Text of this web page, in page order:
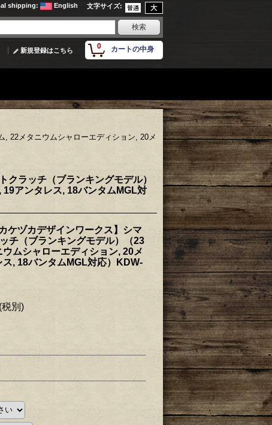
文字サイズ:
shipping: English
0 カートの中身
新規登録はこちら
22メタニウムシャローエディション, 20メ
ラッチ（ブランキングモデル）
19アンタレス, 18バンタムMGL対
ケヅカデザインワークス】シマ
チ（ブランキングモデル）（23
ムシャローエディション, 20メ
ス, 18バンタムMGL対応）KDW-
(税別)